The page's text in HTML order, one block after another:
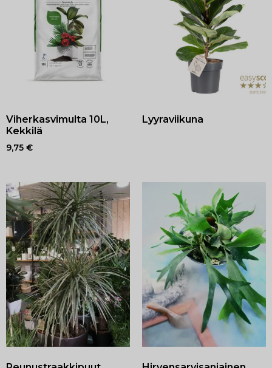
Viherkasvimulta 10L,
Kekkilä
9,75 €
Lyyraviikuna